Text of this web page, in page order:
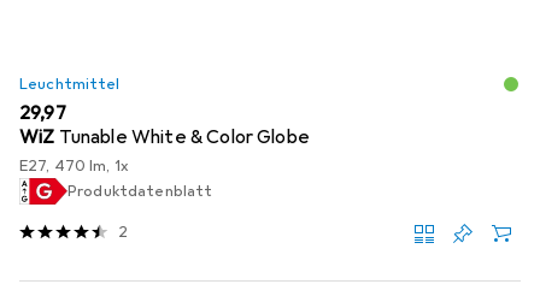
Leuchtmittel
EUR
29,97
WiZ Tunable White & Color Globe
E27, 470 lm, 1x
Produktdatenblatt
2